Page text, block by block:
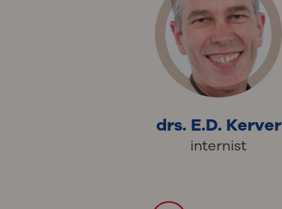
drs. E.D. Kerver
internist